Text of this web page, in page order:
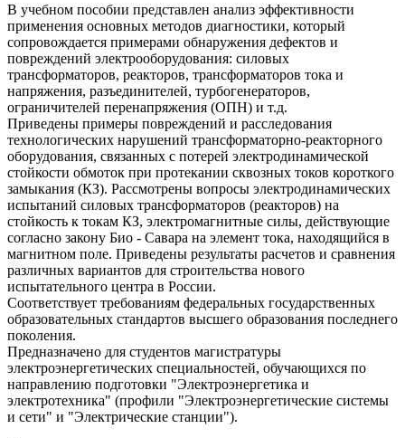
В учебном пособии представлен анализ эффективности
применения основных методов диагностики, который
сопровождается примерами обнаружения дефектов и
повреждений электрооборудования: силовых
трансформаторов, реакторов, трансформаторов тока и
напряжения, разъединителей, турбогенераторов,
ограничителей перенапряжения (ОПН) и т.д.
Приведены примеры повреждений и расследования
технологических нарушений трансформаторно-реакторного
оборудования, связанных с потерей электродинамической
стойкости обмоток при протекании сквозных токов короткого
замыкания (КЗ). Рассмотрены вопросы электродинамических
испытаний силовых трансформаторов (реакторов) на
стойкость к токам КЗ, электромагнитные силы, действующие
согласно закону Био - Савара на элемент тока, находящийся в
магнитном поле. Приведены результаты расчетов и сравнения
различных вариантов для строительства нового
испытательного центра в России.
Соответствует требованиям федеральных государственных
образовательных стандартов высшего образования последнего
поколения.
Предназначено для студентов магистратуры
электроэнергетических специальностей, обучающихся по
направлению подготовки "Электроэнергетика и
электротехника" (профили "Электроэнергетические системы
и сети" и "Электрические станции").